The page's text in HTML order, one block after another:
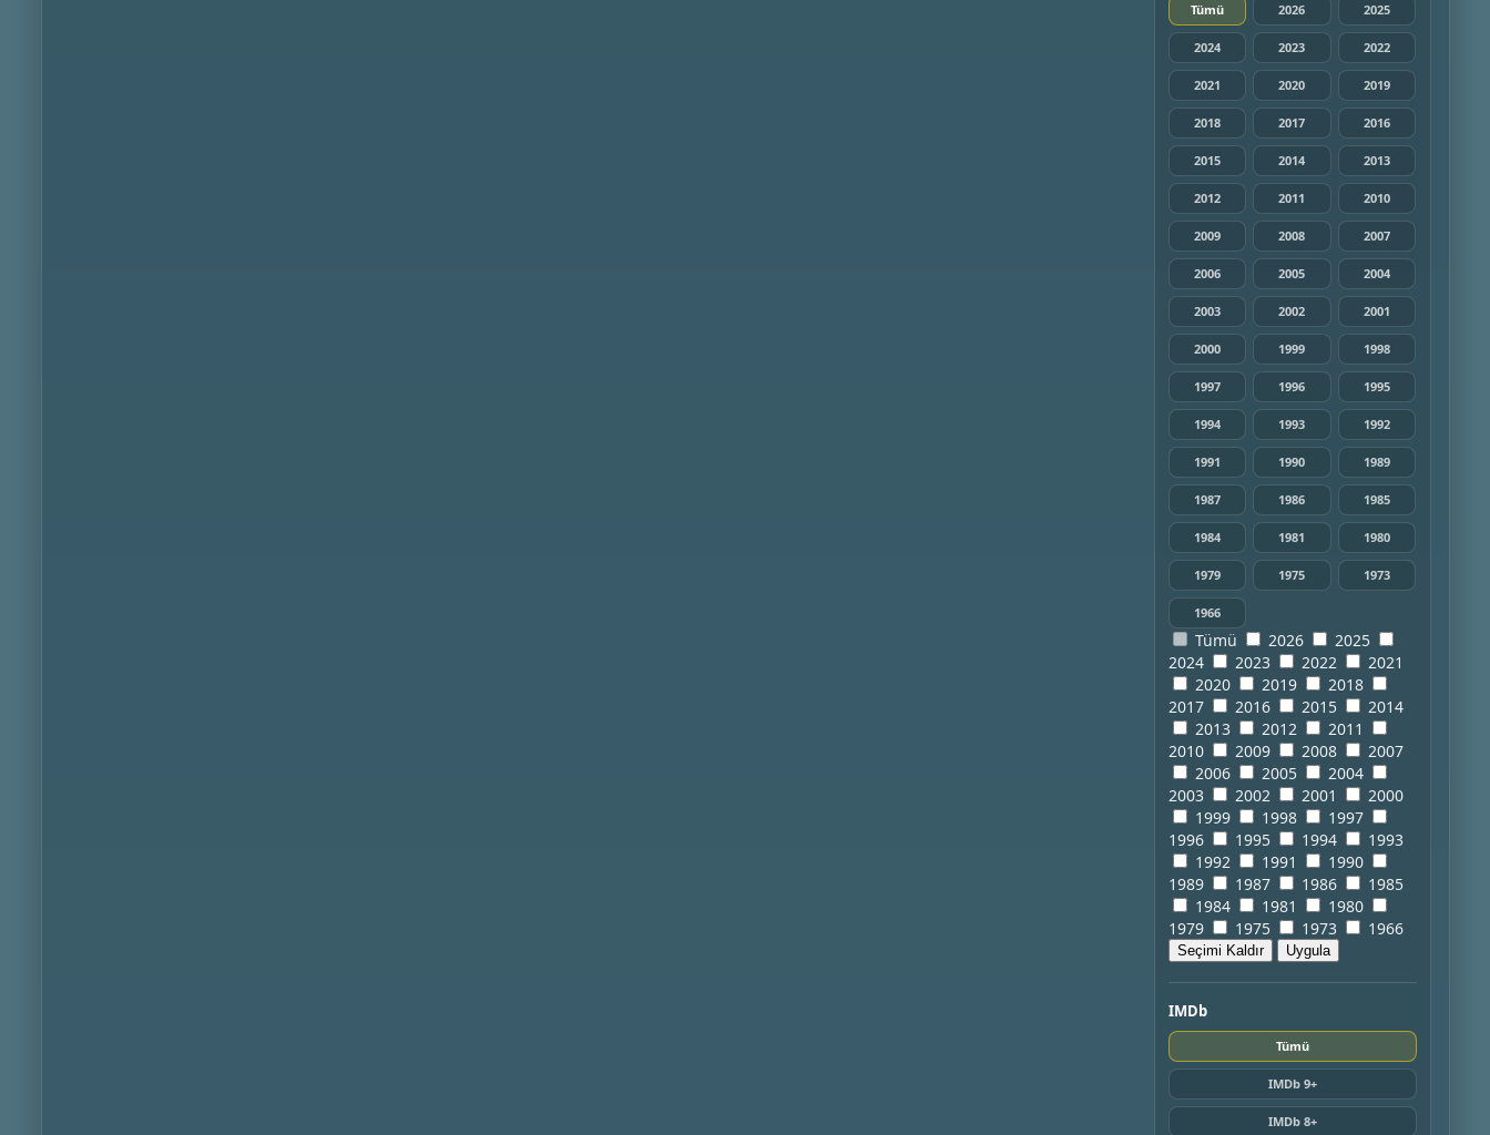
Tümü 2026 2025
2024 2023 2022
2021 2020 2019
2018 2017 2016
2015 2014 2013
2012 2011 2010
2009 2008 2007
2006 2005 2004
2003 2002 2001
2000 1999 1998
1997 1996 1995
1994 1993 1992
1991 1990 1989
1987 1986 1985
1984 1981 1980
1979 1975 1973
1966
Tümü 2026
2025
2024
2023 2022
2021
2020
2019
2018
2017
2016 2015
2014
2013
2012
2011
2010
2009 2008
2007
2006
2005
2004
2003
2002 2001
2000
1999
1998
1997
1996
1995 1994
1993
1992
1991
1990
1989
1987 1986
1985
1984
1981
1980
1979
1975 1973 1966
Seçimi Kaldır Uygula
IMDb
Tümü
IMDb 9+
IMDb 8+